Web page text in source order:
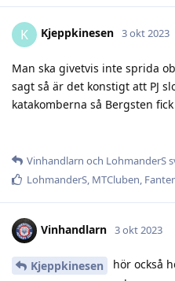
K Kjeppkinesen 3 okt 2023
Man ska givetvis inte sprida
sagt så är det konstigt att PJ
katakomberna så Bergsten
Vinhandlarn och LohmanderS
LohmanderS, MTCluben,
Vinhandlarn 3 okt 2023
Kjeppkinesen
hör också